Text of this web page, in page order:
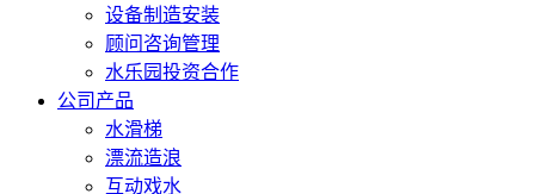
设备制造安装
顾问咨询管理
水乐园投资合作
公司产品
水滑梯
漂流造浪
互动戏水